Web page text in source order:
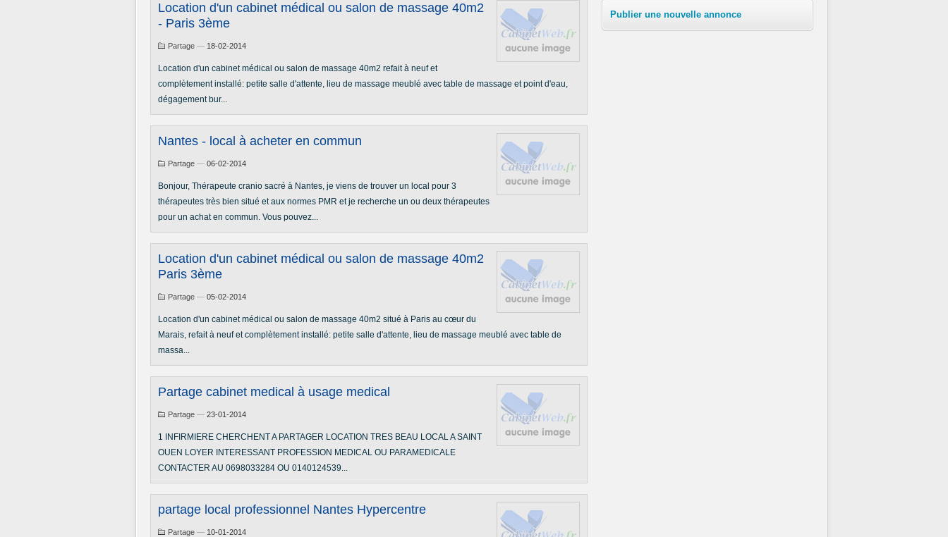
Location d'un cabinet médical ou salon de massage 40m2
- Paris 3ème
Partage — 18-02-2014
Location d'un cabinet médical ou salon de massage 40m2 refait à neuf et
complètement installé: petite salle d'attente, lieu de massage meublé avec table de massage et point d'eau,
dégagement bur...
Nantes - local à acheter en commun
Partage — 06-02-2014
Bonjour, Thérapeute cranio sacré à Nantes, je viens de trouver un local pour 3
thérapeutes très bien situé et aux normes PMR et je recherche un ou deux thérapeutes
pour un achat en commun. Vous pouvez...
Location d'un cabinet médical ou salon de massage 40m2
Paris 3ème
Partage — 05-02-2014
Location d'un cabinet médical ou salon de massage 40m2 situé à Paris au cœur du
Marais, refait à neuf et complètement installé: petite salle d'attente, lieu de massage meublé avec table de
massa...
Partage cabinet medical à usage medical
Partage — 23-01-2014
1 INFIRMIERE CHERCHENT A PARTAGER LOCATION TRES BEAU LOCAL A SAINT
OUEN LOYER INTERESSANT PROFESSION MEDICAL OU PARAMEDICALE
CONTACTER AU 0698033284 OU 0140124539...
partage local professionnel Nantes Hypercentre
Partage — 10-01-2014
Publier une nouvelle annonce